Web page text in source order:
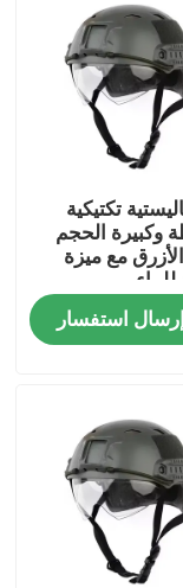
تكتيكية
وكبيرة الحجم
مع ميزة
للماء
إرسال استفسار